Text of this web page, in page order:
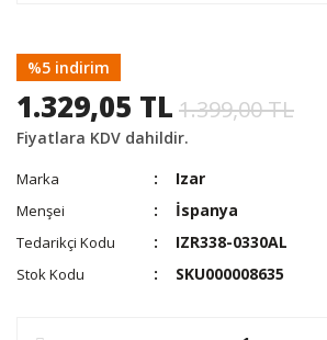
%5 indirim
1.329,05 TL 1.399,00 TL
Fiyatlara KDV dahildir.
Marka Izar
Menşei İspanya
Tedarikçi Kodu IZR338-0330AL
Stok Kodu SKU000008635